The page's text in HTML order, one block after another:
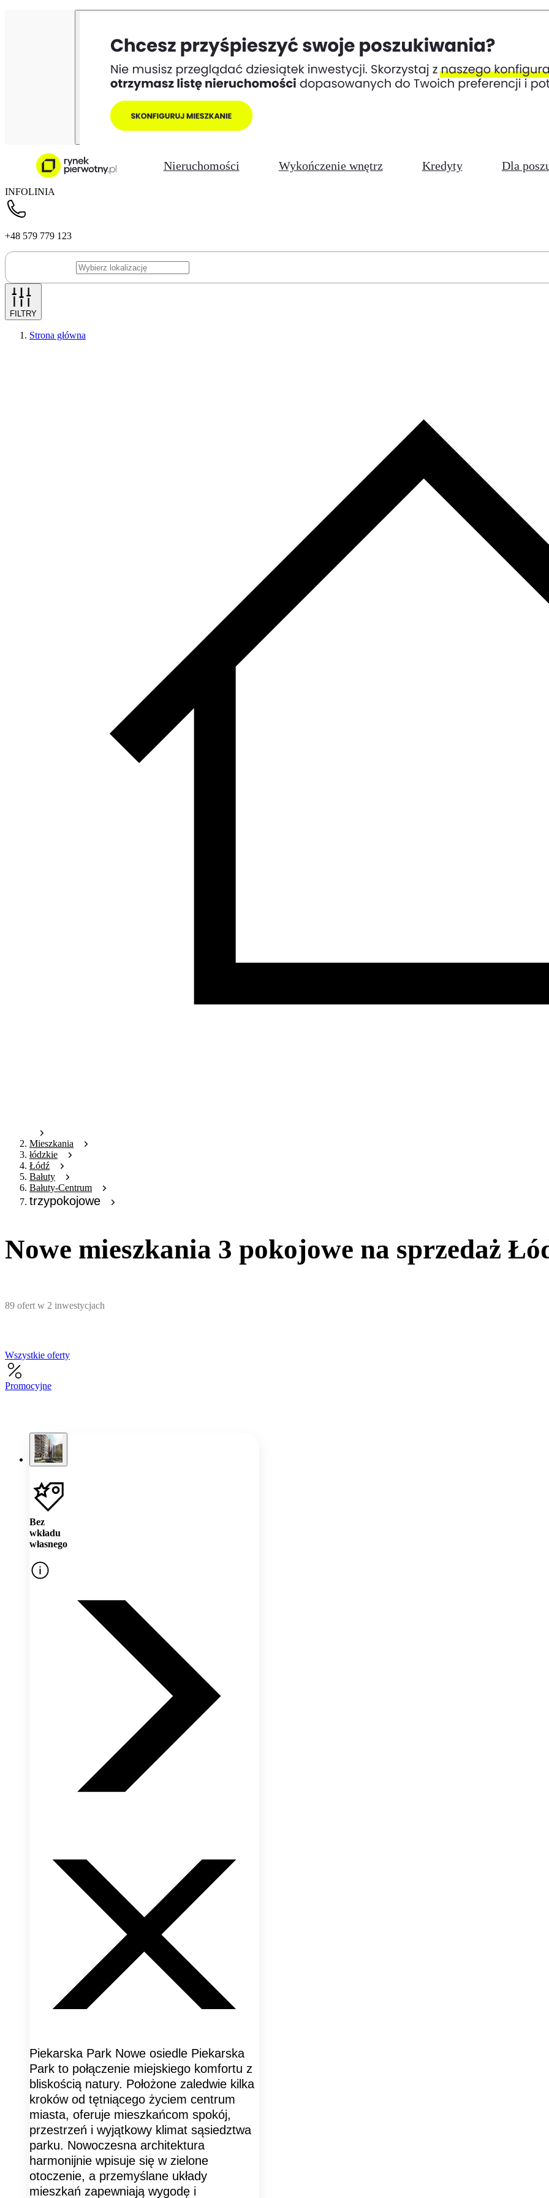
Nieruchomości Wykończenie wnętrz Kredyty Dla
INFOLINIA
+48 579 779 123
FILTRY
Strona główna
Mieszkania
łódzkie
Łódź
Bałuty
Bałuty-Centrum
trzypokojowe
Nowe mieszkania 3 pokojowe na sprzedaż
89 ofert w 2 inwestycjach
Wszystkie oferty
Promocyjne
Bez
wkładu
własnego
Piekarska Park Nowe osiedle Piekarska
Park to połączenie miejskiego komfortu z
bliskością natury. Położone zaledwie kilka
kroków od tętniącego życiem centrum
miasta, oferuje mieszkańcom spokój,
przestrzeń i wyjątkowy klimat sąsiedztwa
parku. Nowoczesna architektura
harmonijnie wpisuje się w zielone
otoczenie, a przemyślane układy
mieszkań zapewniają wygodę i